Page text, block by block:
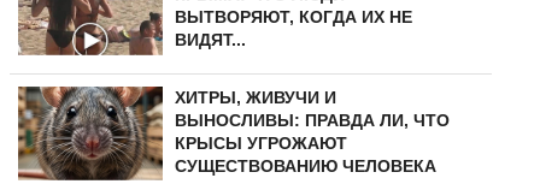
ВЫТВОРЯЮТ, КОГДА ИХ НЕ
ВИДЯТ...
ХИТРЫ, ЖИВУЧИ И
ВЫНОСЛИВЫ: ПРАВДА ЛИ, ЧТО
КРЫСЫ УГРОЖАЮТ
СУЩЕСТВОВАНИЮ ЧЕЛОВЕКА